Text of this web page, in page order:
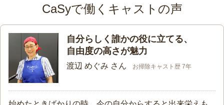
CaSyで働くキャストの声
自分らしく誰かの役に立てる、
自由度の高さが魅力
渡辺 めぐみ さん お掃除キャスト歴 7年